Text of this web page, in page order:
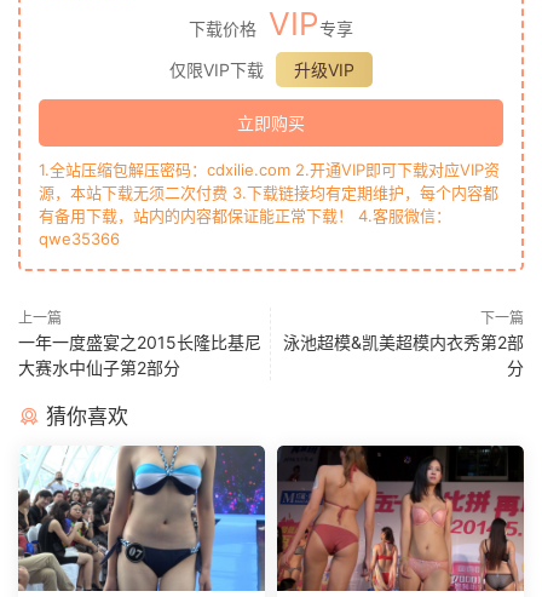
下载价格 VIP专享
仅限VIP下载
升级VIP
立即购买
1.全站压缩包解压密码：cdxilie.com 2.开通VIP即可下载对应VIP资
源，本站下载无须二次付费 3.下载链接均有定期维护，每个内容都
有备用下载，站内的内容都保证能正常下载！ 4.客服微信：
qwe35366
上一篇
一年一度盛宴之2015长隆比基尼
大赛水中仙子第2部分
下一篇
泳池超模&凯美超模内衣秀第2部
分
猜你喜欢